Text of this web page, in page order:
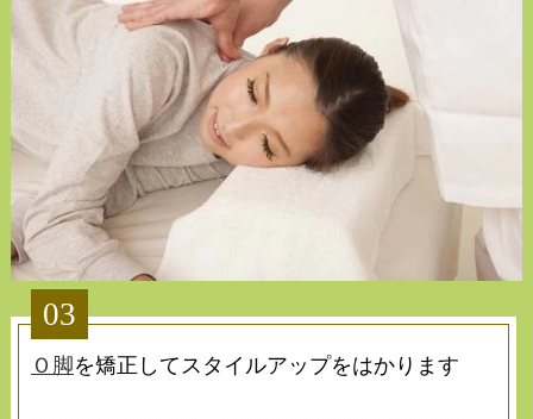
03
Ｏ脚を矯正してスタイルアップをはかります